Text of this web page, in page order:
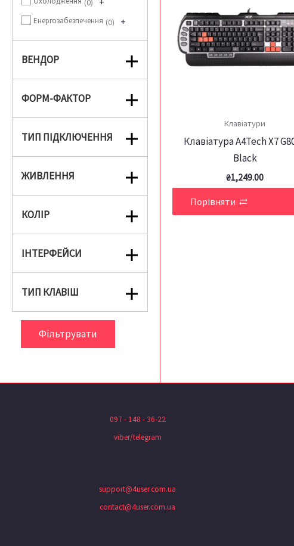
0
Енергозабезпечення +
0
ВЕНДОР
ФОРМ-ФАКТОР
ТИП ПІДКЛЮЧЕННЯ
ЖИВЛЕННЯ
КОЛІР
ІНТЕРФЕЙСИ
ТИП КЛАВІШ
Фільтрувати
Клавіатури
Клавіатура A4Tech X7
Black
₴1,249.00
Порівняти
097 - 148 - 36-22
viber/telegram
support@4user.com.ua
contact@4user.com.ua